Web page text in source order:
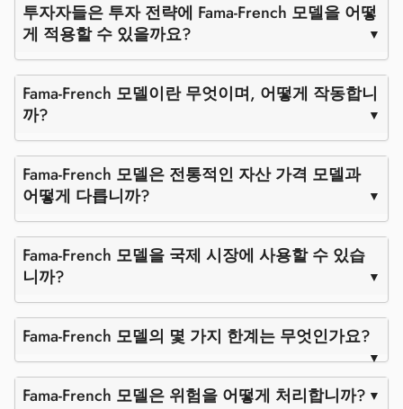
투자자들은 투자 전략에 Fama-French 모델을 어떻
게 적용할 수 있을까요?
Fama-French 모델이란 무엇이며, 어떻게 작동합니
까?
Fama-French 모델은 전통적인 자산 가격 모델과
어떻게 다릅니까?
Fama-French 모델을 국제 시장에 사용할 수 있습
니까?
Fama-French 모델의 몇 가지 한계는 무엇인가요?
Fama-French 모델은 위험을 어떻게 처리합니까?